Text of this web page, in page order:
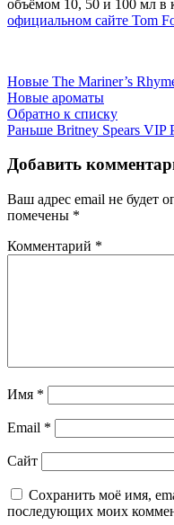
объёмом 10, 50 и 100 мл в
официальном сайте Tom
Новые The Mariner’s
Новые ароматы
Обратно к списку
Раньше Britney Spears VIP
Добавить
Ваш адрес email не будет
помечены *
Комментарий *
Имя *
Email *
Сайт
Сохранить моё имя,
последующих моих